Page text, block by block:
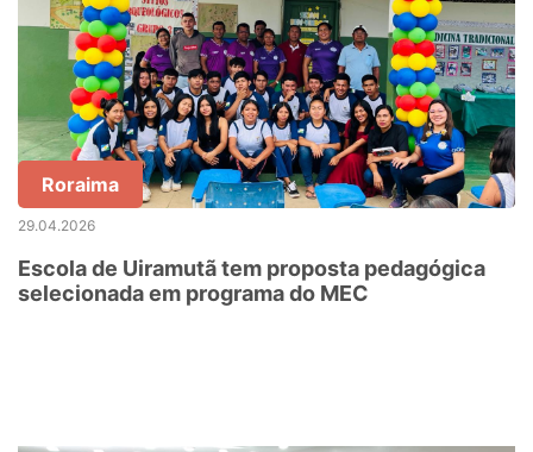
Roraima
29.04.2026
Escola de Uiramutã tem proposta pedagógica
selecionada em programa do MEC